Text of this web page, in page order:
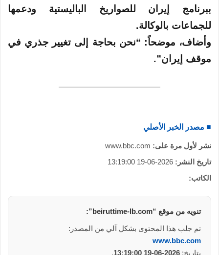
ببرنامج إيران للصواريخ الباليستية ودعمها
للجماعات بالوكالة.
وأضاف، موضحاً: “نحن بحاجة إلى تغيير جذري في
موقف إيران”.
■ مصدر الخبر الأصلي
نشر لأول مرة على: www.bbc.com
تاريخ النشر: 2026-06-19 13:19:00
الكاتب:
تنويه من موقع “beiruttime-lb.com”:
تم جلب هذا المحتوى بشكل آلي من المصدر:
www.bbc.com
بتاريخ: 2026-06-19 13:19:00
.